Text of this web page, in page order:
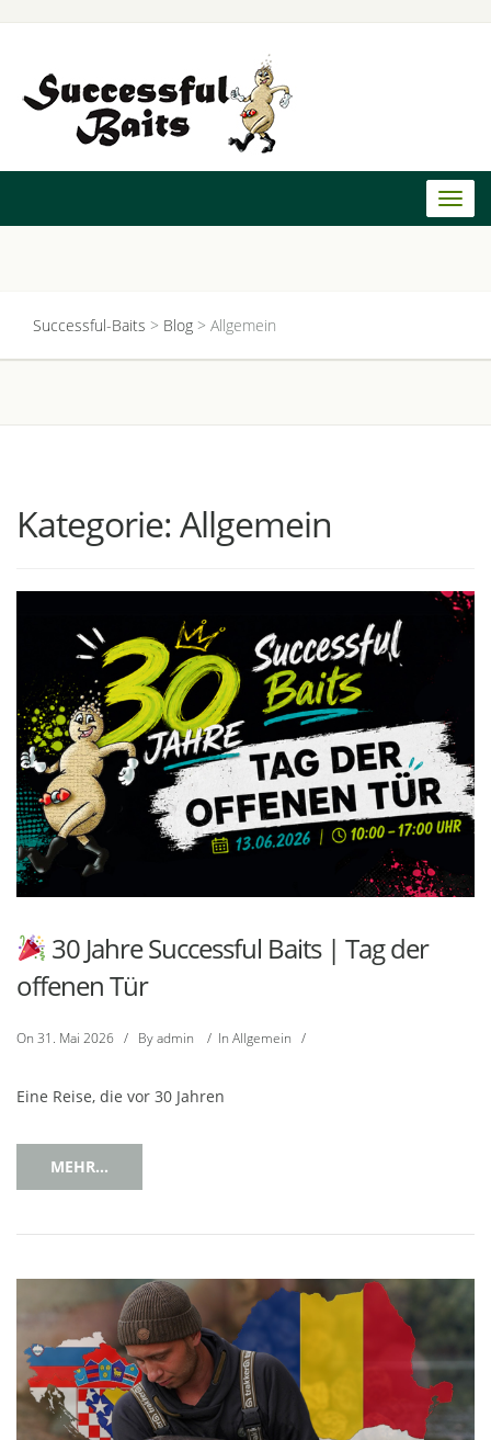
Successful-Baits > Blog > Allgemein
Kategorie: Allgemein
30 Jahre Successful Baits | Tag der
offenen Tür
On 31. Mai 2026 / Byadmin / In Allgemein /
Eine Reise, die vor 30 Jahren
MEHR...